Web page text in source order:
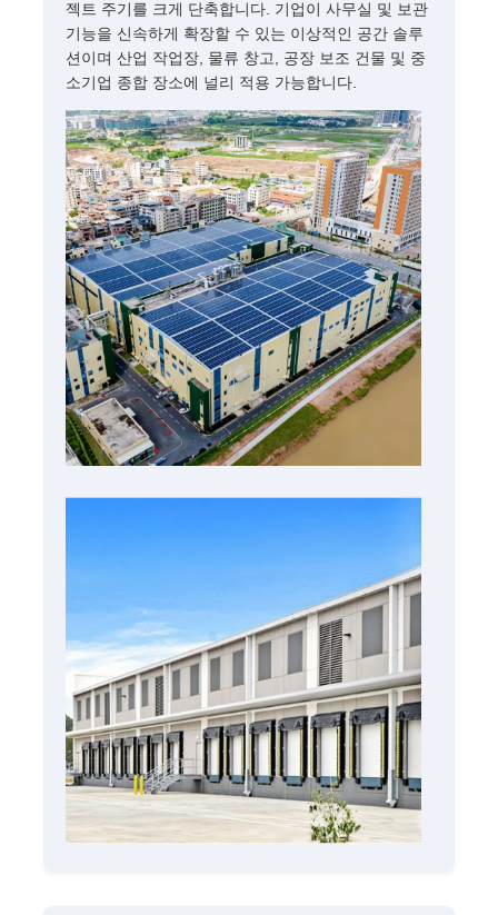
견적 요청
조립식 강철 구조
강철 구조 창고
철강 구조 워크숍
강철 구조 빌딩
철강 구조 구조
강철 건축 자재
가금류 집
소집
젝트 주기를 크게 단축합니다. 기업이 사무실 및 보관
기능을 신속하게 확장할 수 있는 이상적인 공간 솔루
션이며 산업 작업장, 물류 창고, 공장 보조 건물 및 중
소기업 종합 장소에 널리 적용 가능합니다.